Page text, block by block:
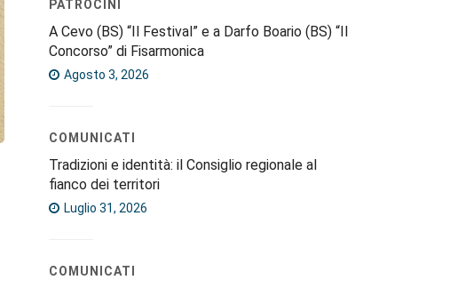
PATROCINI
A Cevo (BS) “Il Festival” e a Darfo Boario (BS) “Il
Concorso” di Fisarmonica
Agosto 3, 2026
COMUNICATI
Tradizioni e identità: il Consiglio regionale al
fianco dei territori
Luglio 31, 2026
COMUNICATI